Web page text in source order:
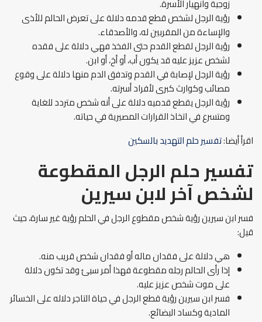
زوجية وانهيار الأسرة.
رؤية الرجل لشخص قطع قدمه دلالة على تعرض الحالم للأذى
والإساءة من المقربين له، والأصدقاء.
رؤية الرجل لقطع القدم حتى الفخذ فهي دلالة على فقده
لشخص عزيز عليه قد يكون أب، أو أخ، أو ابن.
رؤية الرجل لإصابة في القدم وتدفق الدم منها دلالة على وقوع
مصائب وكوارث كبرى لأفراد أسرته.
رؤية الرجل يقطع قدميه دلالة على أنه شخص متردد للغاية
ومتسرع في اتخاذ القرارات المصيرية في حياته.
اقرأ أيضا:تفسير حلم التهديد بالسكين
تفسير حلم الرجل المقطوعة
لشخص آخر لابن سيرين
فسر ابن سيرين رؤية شخص مقطوع الرجل في الحلم رؤية غير سارة، حيث
قيل:
هي دلالة على فقدان ماله أو فقدان شخص قريب منه.
إذا رأى الحالم رجله مقطوعة فهذا أمر سيئ وقد تكون دلالة
على موت شخص عزيز عليه.
فسر ابن سيرين رؤية قطع الرجل في حياة التاجر دلاله على الخسائر
المادية وكساد البضائع.